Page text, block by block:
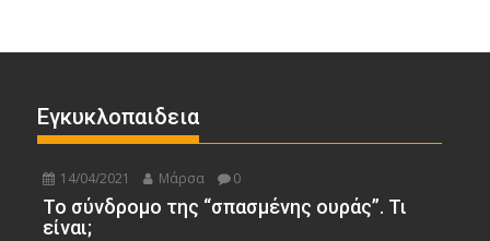
Εγκυκλοπαιδεια
14/04/2021 Μάρσα 0
Το σύνδρομο της “σπασμένης ουράς”. Τι
είναι;